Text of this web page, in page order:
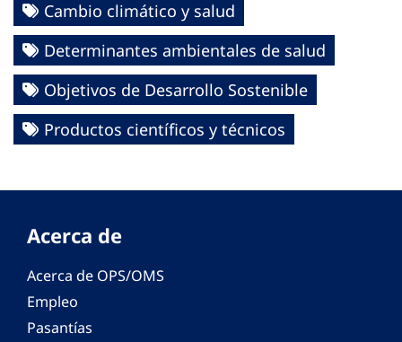
Cambio climático y salud
Determinantes ambientales de salud
Objetivos de Desarrollo Sostenible
Productos científicos y técnicos
Acerca de
Acerca de OPS/OMS
Empleo
Pasantías